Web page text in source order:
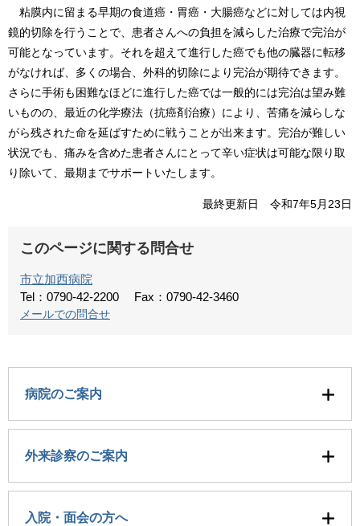
粘膜内に留まる早期の食道癌・胃癌・大腸癌などに対しては内視
鏡的切除を行うことで、患者さんへの負担を減らした治療で完治が
可能となっています。それを超えて進行した癌でも他の臓器に転移
がなければ、多くの場合、外科的切除により完治が期待できます。
さらに手術も困難なほどに進行した癌では一般的には完治は望み難
いものの、最近の化学療法（抗癌剤治療）により、苦痛を減らしな
がら残された命を延ばすために戦うことが出来ます。完治が難しい
状況でも、痛みを含めた患者さんにとって辛い症状は可能な限り取
り除いて、最期までサポートいたします。
最終更新日 令和7年5月23日
このページに関する問合せ
市立加西病院
Tel：0790-42-2200
Fax：0790-42-3460
メールでの問合せ
病院のご案内
外来診察のご案内
入院・面会の方へ